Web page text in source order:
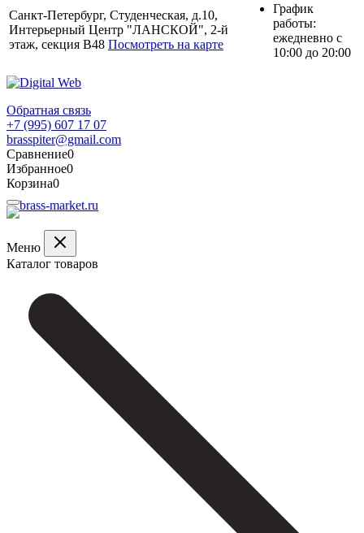
Санкт-Петербург, Студенческая, д.10,
Интерьерный Центр "ЛАНСКОЙ", 2-й
этаж, секция В48 Посмотреть на карте
График
работы:
ежедневно с
10:00 до 20:00
Обратная связь
+7 (995) 607 17 07
brasspiter@gmail.com
Сравнение0
Избранное0
Корзина0
Меню
Каталог товаров